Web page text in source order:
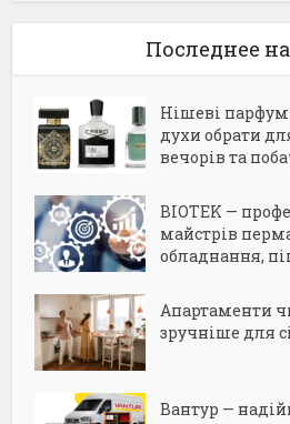
Последнее
Нішеві
духи обрати
вечорів та
BIOTEK —
майстрів
обладнання,
Апартаменти
зручніше для
Вантур —